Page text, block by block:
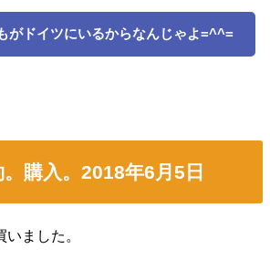
がドイツにいるからなんじゃよ=^^=
購入。2018年6月5日
ました。